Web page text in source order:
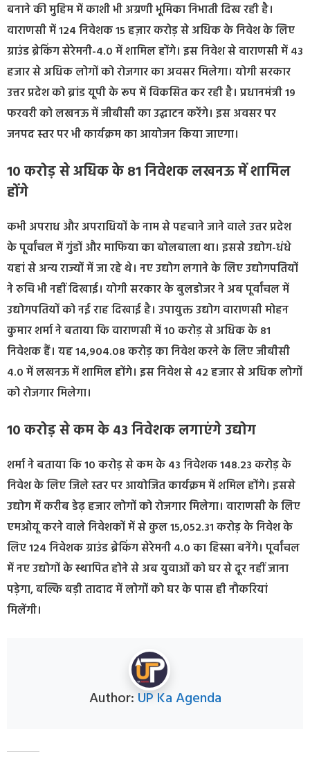
बनाने की मुहिम में काशी भी अग्रणी भूमिका निभाती दिख रही है।
वाराणसी में 124 निवेशक 15 हज़ार करोड़ से अधिक के निवेश के लिए
ग्राउंड ब्रेकिंग सेरेमनी-4.0 में शामिल होंगे। इस निवेश से वाराणसी में 43
हजार से अधिक लोगों को रोजगार का अवसर मिलेगा। योगी सरकार
उत्तर प्रदेश को ब्रांड यूपी के रूप में विकसित कर रही है। प्रधानमंत्री 19
फरवरी को लखनऊ में जीबीसी का उद्घाटन करेंगे। इस अवसर पर
जनपद स्तर पर भी कार्यक्रम का आयोजन किया जाएगा।
10 करोड़ से अधिक के 81 निवेशक लखनऊ में शामिल
होंगे
कभी अपराध और अपराधियों के नाम से पहचाने जाने वाले उत्तर प्रदेश
के पूर्वांचल में गुंडों और माफिया का बोलबाला था। इससे उद्योग-धंधे
यहां से अन्य राज्यों में जा रहे थे। नए उद्योग लगाने के लिए उद्योगपतियों
ने रुचि भी नहीं दिखाई। योगी सरकार के बुलडोजर ने अब पूर्वांचल में
उद्योगपतियों को नई राह दिखाई है। उपायुक्त उद्योग वाराणसी मोहन
कुमार शर्मा ने बताया कि वाराणसी में 10 करोड़ से अधिक के 81
निवेशक हैं। यह 14,904.08 करोड़ का निवेश करने के लिए जीबीसी
4.0 में लखनऊ में शामिल होंगे। इस निवेश से 42 हजार से अधिक लोगों
को रोजगार मिलेगा।
10 करोड़ से कम के 43 निवेशक लगाएंगे उद्योग
शर्मा ने बताया कि 10 करोड़ से कम के 43 निवेशक 148.23 करोड़ के
निवेश के लिए जिले स्तर पर आयोजित कार्यक्रम में शमिल होंगे। इससे
उद्योग में करीब डेढ़ हजार लोगों को रोजगार मिलेगा। वाराणसी के लिए
एमओयू करने वाले निवेशकों में से कुल 15,052.31 करोड़ के निवेश के
लिए 124 निवेशक ग्राउंड ब्रेकिंग सेरेमनी 4.0 का हिस्सा बनेंगे। पूर्वांचल
में नए उद्योगों के स्थापित होने से अब युवाओं को घर से दूर नहीं जाना
पड़ेगा, बल्कि बड़ी तादाद में लोगों को घर के पास ही नौकरियां
मिलेंगी।
Author: UP Ka Agenda